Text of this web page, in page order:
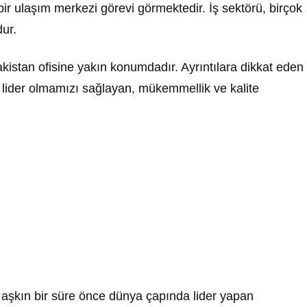
ulaşım merkezi görevi görmektedir. İş sektörü, birçok
ofisine yakın konumdadır. Ayrıntılara dikkat eden
olmamızı sağlayan, mükemmellik ve kalite
bir süre önce dünya çapında lider yapan